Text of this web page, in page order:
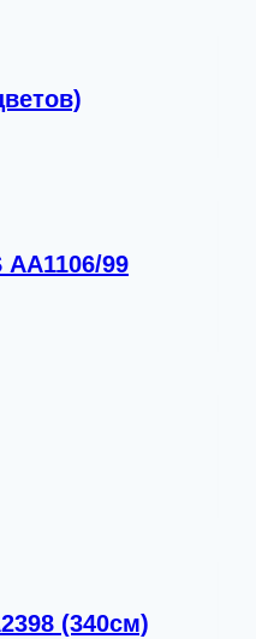
АА1106/99
(340см)